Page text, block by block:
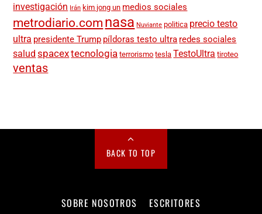
investigación Irán kim jong un medios sociales
metrodiario.com nasa Nuviante politica precio testo
ultra presidente Trump píldoras testo ultra redes sociales
salud spacextecnologia terrorismo tesla TestoUltra tiroteo
ventas
BACK TO TOP
SOBRE NOSOTROS
ESCRITORES